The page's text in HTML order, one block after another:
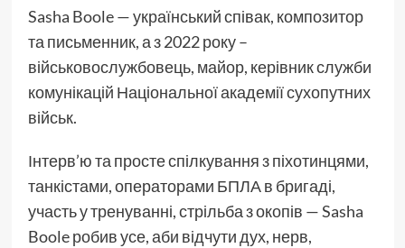
Sasha Boole — український співак, композитор
та письменник, а з 2022 року –
військовослужбовець, майор, керівник служби
комунікацій Національної академії сухопутних
військ.
Інтерв’ю та просте спілкування з піхотинцями,
танкістами, операторами БПЛА в бригаді,
участь у тренуванні, стрільба з окопів — Sasha
Boole робив усе, аби відчути дух, нерв,